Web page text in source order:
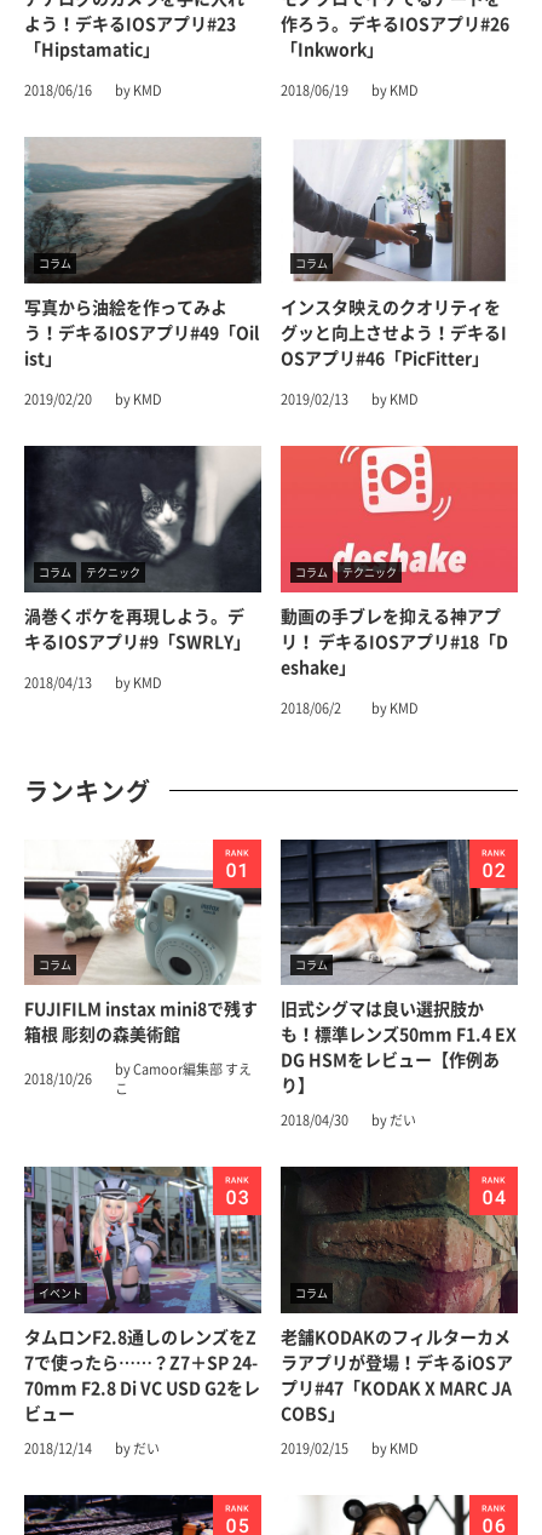
よう！デキるiOSアプリ#23
「Hipstamatic」
2018/06/16 by KMD
作ろう。デキるiOSアプリ#26
「Inkwork」
2018/06/19 by KMD
コラム
写真から油絵を作ってみよ
う！デキるiOSアプリ#49「Oil
Ist」
2019/02/20 by KMD
コラム
インスタ映えのクオリティを
グッと向上させよう！デキるi
OSアプリ#46「PicFitter」
2019/02/13 by KMD
コラム テクニック
渦巻くボケを再現しよう。デ
キるiOSアプリ#9「SWRLY」
2018/04/13 by KMD
コラム テクニック
動画の手ブレを抑える神アプ
リ！ デキるiOSアプリ#18「D
Eshake」
2018/06/2 by KMD
ランキング
コラム
FUJIFILM instax mini8で残す
箱根 彫刻の森美術館
2018/10/26
by Camoor編集部 すえ
こ
コラム
旧式シグマは良い選択肢か
も！標準レンズ50mm F1.4 EX
DG HSMをレビュー【作例あ
り】
2018/04/30 by だい
イベント
タムロンF2.8通しのレンズをZ
7で使ったら……？Z7＋SP 24-
70mm F2.8 Di VC USD G2をレ
ビュー
2018/12/14 by だい
コラム
老舗KODAKのフィルターカメ
ラアプリが登場！デキるiOSア
プリ#47「KODAK X MARC JA
COBS」
2019/02/15 by KMD